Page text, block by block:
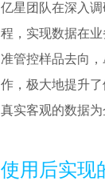
亿星团队在深入
程，实现数据在
准管控样品去向
作，极大地提升
真实客观的数据
使用后实现